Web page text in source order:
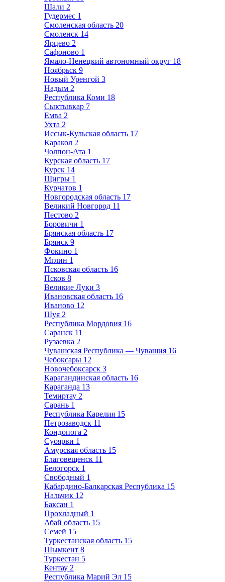
Шали 2
Гудермес 1
Смоленская область 20
Смоленск 14
Ярцево 2
Сафоново 1
Ямало-Ненецкий автономный округ 18
Ноябрьск 9
Новый Уренгой 3
Надым 2
Республика Коми 18
Сыктывкар 7
Емва 2
Ухта 2
Иссык-Кульская область 17
Каракол 2
Чолпон-Ата 1
Курская область 17
Курск 14
Щигры 1
Курчатов 1
Новгородская область 17
Великий Новгород 11
Пестово 2
Боровичи 1
Брянская область 17
Брянск 9
Фокино 1
Мглин 1
Псковская область 16
Псков 8
Великие Луки 3
Ивановская область 16
Иваново 12
Шуя 2
Республика Мордовия 16
Саранск 11
Рузаевка 2
Чувашская Республика — Чувашия 16
Чебоксары 12
Новочебоксарск 3
Карагандинская область 16
Караганда 13
Темиртау 2
Сарань 1
Республика Карелия 15
Петрозаводск 11
Кондопога 2
Суоярви 1
Амурская область 15
Благовещенск 11
Белогорск 1
Свободный 1
Кабардино-Балкарская Республика 15
Нальчик 12
Баксан 1
Прохладный 1
Абай область 15
Семей 15
Туркестанская область 15
Шымкент 8
Туркестан 5
Кентау 2
Республика Марий Эл 15